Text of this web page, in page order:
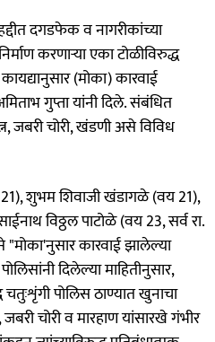
दगडफेक व नागरीकांच्या
करणाऱ्या एका टोळीविरुद्ध
कायद्यानुसार (मोका) कारवाई
गुप्ता यांनी दिले. संबंधित
जबरी चोरी, खंडणी असे विविध
शुभम शिवाजी खंडागळे (वय 21),
विठ्ठल पाटोळे (वय 23, सर्व रा.
कारवाई झालेल्या
दिलेल्या माहितीनुसार,
चतुःशृंगी पोलिस ठाण्यात खुनाचा
चोरी व मारहाण यांसारखे गंभीर